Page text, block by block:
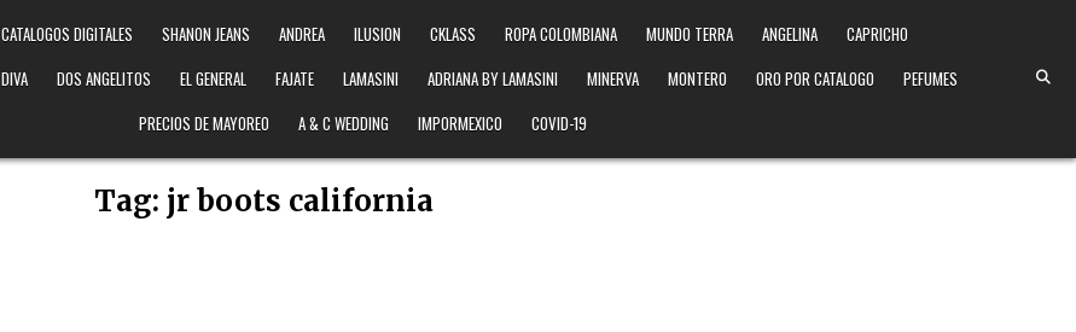
CATALOGOS DIGITALES SHANON JEANS ANDREA ILUSION CKLASS ROPA COLOMBIANA MUNDO TERRA ANGELINA
CAPRICHO
DIVA DOS ANGELITOS EL GENERAL FAJATE LAMASINI ADRIANA BY LAMASINI MINERVA MONTERO ORO POR CATALOGO
PEFUMES
PRECIOS DE MAYOREO
A & C WEDDING IMPORMEXICO COVID-19
Tag: jr boots california